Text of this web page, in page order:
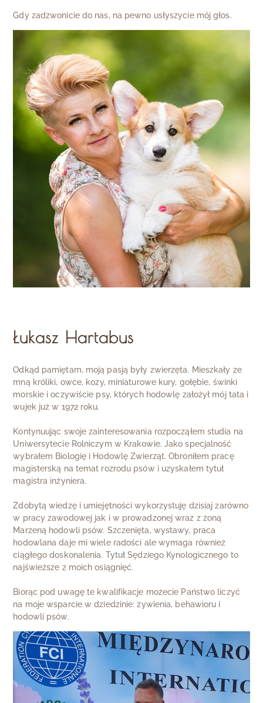
Gdy zadzwonicie do nas, na pewno usłyszycie mój głos.
Łukasz Hartabus
Odkąd pamiętam, moją pasją były zwierzęta. Mieszkały ze
mną króliki, owce, kozy, miniaturowe kury, gołębie, świnki
morskie i oczywiście psy, których hodowlę założył mój tata i
wujek już w 1972 roku.
Kontynuując swoje zainteresowania rozpocząłem studia na
Uniwersytecie Rolniczym w Krakowie. Jako specjalność
wybrałem Biologię i Hodowlę Zwierząt. Obroniłem pracę
magisterską na temat rozrodu psów i uzyskałem tytuł
magistra inżyniera.
Zdobytą wiedzę i umiejętności wykorzystuję dzisiaj zarówno
w pracy zawodowej jak i w prowadzonej wraz z żoną
Marzeną hodowli psów. Szczenięta, wystawy, praca
hodowlana daje mi wiele radości ale wymaga również
ciągłego doskonalenia. Tytuł Sędziego Kynologicznego to
najświeższe z moich osiągnięć.
Biorąc pod uwagę te kwalifikacje możecie Państwo liczyć
na moje wsparcie w dziedzinie: żywienia, behawioru i
hodowli psów.